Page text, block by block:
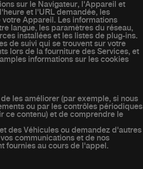
sur le Navigateur, l'Appareil et
et l'URL demandée, les
Appareil. Les informations
langue, les paramètres du réseau,
installées et les listes de plug-ins.
de suivi qui se trouvent sur votre
lors de la fourniture des Services, et
informations sur les cookies
les améliorer (par exemple, si nous
ou par les contrôles périodiques
ce contenu) et de comprendre le
des Véhicules ou demandez d'autres
communications et de nos
fournies au cours de l'appel.